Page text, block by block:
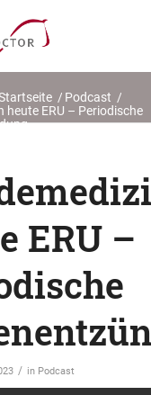
/ Podcast /
heute ERU – Periodische
ERU –
/ in Podcast